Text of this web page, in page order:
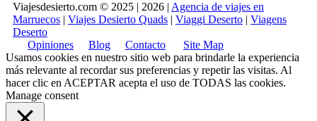
Viajesdesierto.com © 2025 | 2026 | Agencia de viajes en
Marruecos | Viajes Desierto Quads | Viaggi Deserto | Viagens
Deserto
Opiniones
Blog Contacto
Site Map
Usamos cookies en nuestro sitio web para brindarle la experiencia
más relevante al recordar sus preferencias y repetir las visitas. Al
hacer clic en ACEPTAR acepta el uso de TODAS las cookies.
Manage consent